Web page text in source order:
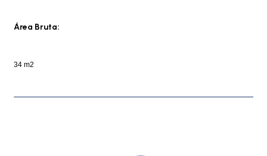
Área Bruta:
34 m2